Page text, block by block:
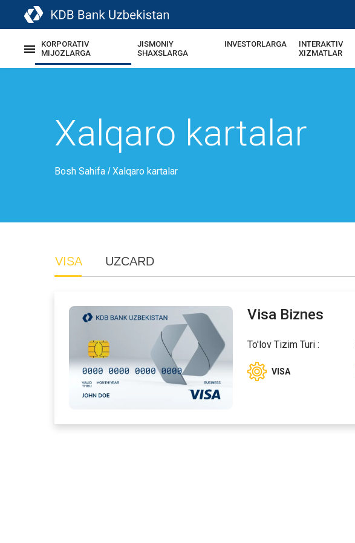
KORPORATIV
MIJOZLARGA
JISMONIY
SHAXSLARGA
INVESTORLARGA
INTERAKTIV
XIZMATLAR
Xalqaro kartalar
Bosh Sahifa /Xalqaro kartalar
VISA UZCARD
Visa Biznes
To'lov Tizim Turi :
VISA